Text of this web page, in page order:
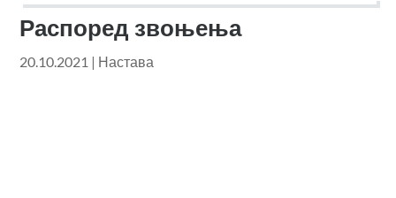
Распоред звоњења
20.10.2021 | Настава